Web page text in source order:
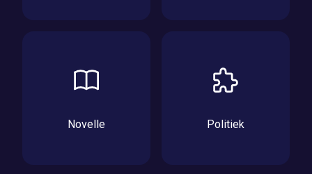
Novelle Politiek